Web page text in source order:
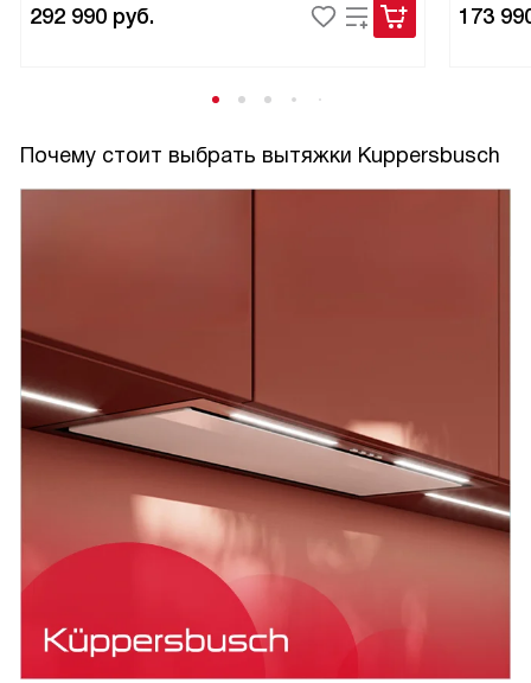
292 990 руб. 173
Почему стоит выбрать вытяжки Kuppersbusch